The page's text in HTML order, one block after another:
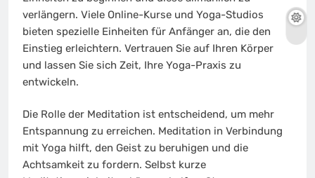
verlängern. Viele Online-Kurse und Yoga-Studios
bieten spezielle Einheiten für Anfänger an, die den
Einstieg erleichtern. Vertrauen Sie auf Ihren Körper
und lassen Sie sich Zeit, Ihre Yoga-Praxis zu
entwickeln.
Die Rolle der Meditation ist entscheidend, um mehr
Entspannung zu erreichen. Meditation in Verbindung
mit Yoga hilft, den Geist zu beruhigen und die
Achtsamkeit zu fordern. Selbst kurze